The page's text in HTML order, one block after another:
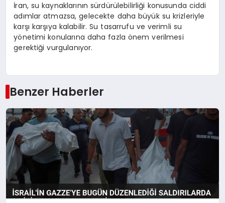
İran, su kaynaklarının sürdürülebilirliği konusunda ciddi
adımlar atmazsa, gelecekte daha büyük su krizleriyle
karşı karşıya kalabilir. Su tasarrufu ve verimli su
yönetimi konularına daha fazla önem verilmesi
gerektiği vurgulanıyor.
Benzer Haberler